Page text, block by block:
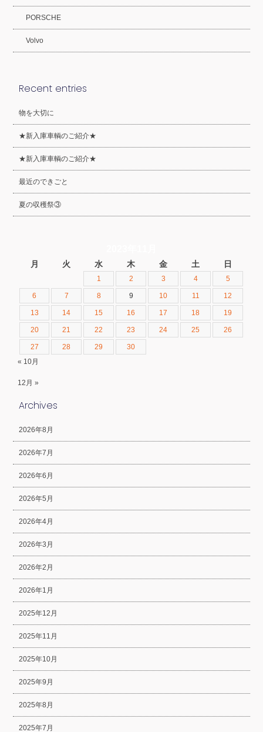
PORSCHE
Volvo
Recent entries
物を大切に
★新入庫車輌のご紹介★
★新入庫車輌のご紹介★
最近のできごと
夏の収穫祭③
月 火 水 木 金 土 日
1 2 3 4 5
6 7 8 9 10 11 12
13 14 15 16 17 18 19
20 21 22 23 24 25 26
27 28 29
30
« 10月
12月 »
Archives
2026年8月
2026年7月
2026年6月
2026年5月
2026年4月
2026年3月
2026年2月
2026年1月
2025年12月
2025年11月
2025年10月
2025年9月
2025年8月
2025年7月